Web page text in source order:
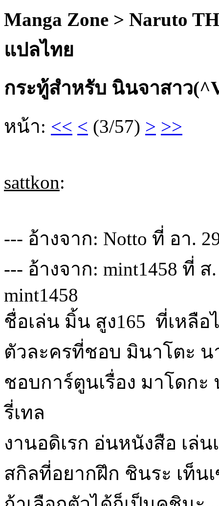
Manga Zone > Naruto
แปลไทย
กระทู้สำหรับ นินจาสาว
หน้า: << < (3/57) > >>
sattkon:
--- อ้างจาก: Notto ที่ อา.
--- อ้างจาก: mint1458 ที่ ส
mint1458
ชื่อเล่น มิ้น สูง165 ที่เหลือ
ตัวละครที่ชอบ มินาโตะ น
ชอบการ์ตูนเรื่อง มาโดก
รี่เทล
งานอดิเรก อ่นหนังสือ เล่น
สกิลที่อยากฝึก ชินระ เท็น